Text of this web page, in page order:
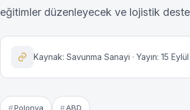
eğitimler düzenleyecek ve lojistik
Kaynak: Savunma Sanayi · Yayın: 15
Polonya ABD